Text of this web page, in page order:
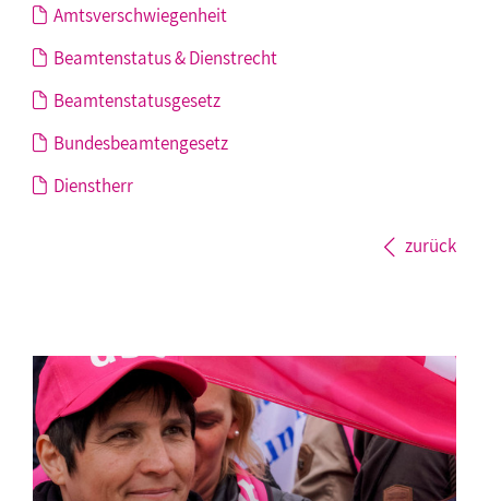
Amtsverschwiegenheit
Beamtenstatus & Dienstrecht
Beamtenstatusgesetz
Bundesbeamtengesetz
Dienstherr
zurück